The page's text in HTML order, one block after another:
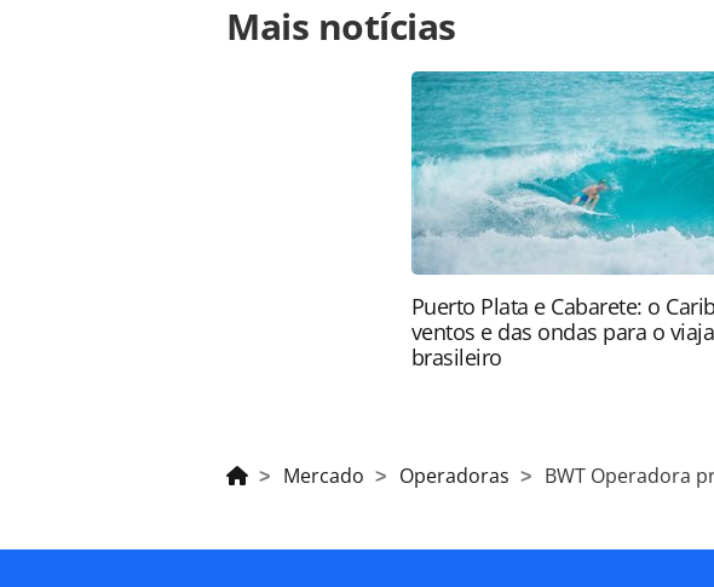
https://www.panrotas.com.br/mercado/operadoras/
capacitacoes-sobre-o-panama_191216.html ou as
Todo o conteúdo produzido pela PANROTAS Editora é
brasileira sobre direito autoral. Não reproduza o
PANROTAS Editora (copyright@panrotas.com.br).
Mais notícias
Puerto Plata e Cabarete: o
ventos e das ondas para o
brasileiro
Mercado Operadoras BWT Operadora